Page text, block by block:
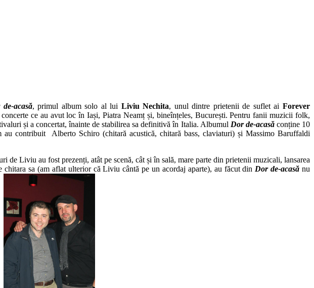
acasă, primul album solo al lui Liviu Nechita, unul dintre prietenii de suflet aiForever
ce au avut loc în Iași, Piatra Neamț și, bineînțeles, București. Pentru fanii muzicii folk,
și a concertat, înainte de stabilirea sa definitivă în Italia. Albumul Dor de-acasăconține 10
contribuit Alberto Schiro (chitară acustică, chitară bass, claviaturi) și Massimo Baruffaldi
Liviu au fost prezenți, atât pe scenă, cât și în sală, mare parte din prietenii muzicali, lansarea
sa (am aflat ulterior că Liviu cântă pe un acordaj aparte), au făcut din Dor de-acasă nu